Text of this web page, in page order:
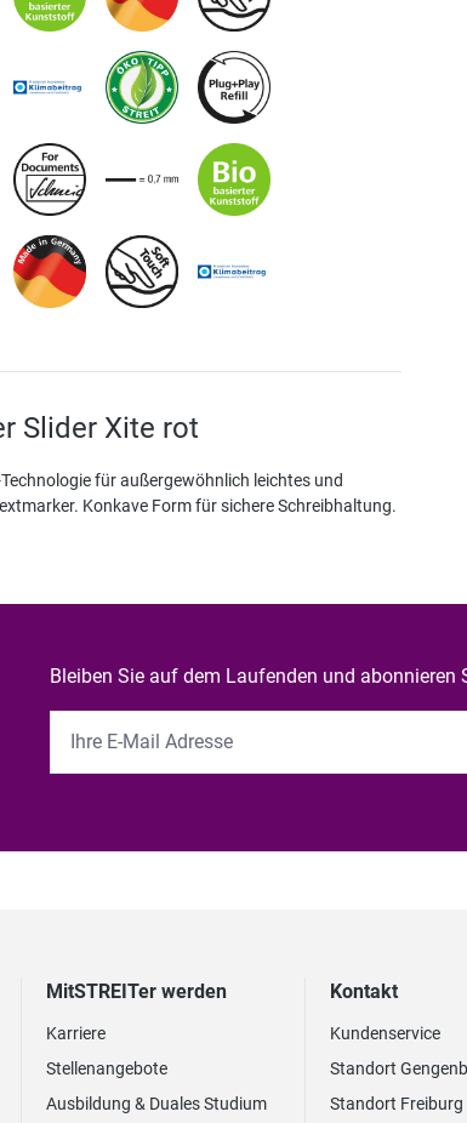
Slider Xite rot
für außergewöhnlich leichtes und
Konkave Form für sichere Schreibhaltung.
Bleiben Sie auf dem Laufenden und abonnieren
MitSTREITer werden
Karriere
Stellenangebote
Ausbildung & Duales Studium
Kontakt
Kundenservice
Standort
Standort Freiburg